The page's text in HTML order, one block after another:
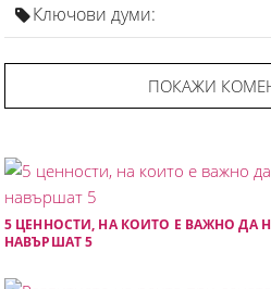
Ключови думи:
ПОКАЖИ
5 ЦЕННОСТИ, НА КОИТО Е ВАЖНО ДА
НАВЪРШАТ 5